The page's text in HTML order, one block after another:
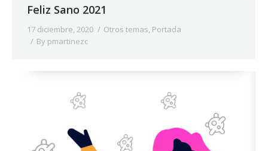
Feliz Sano 2021
17 diciembre, 2020 Otros temas, Portada
By pmartinezc